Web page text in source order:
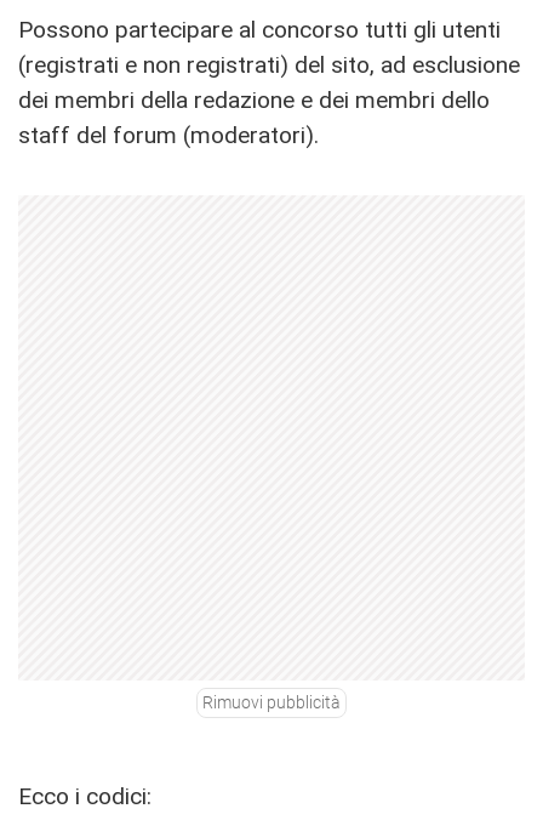
Possono partecipare al concorso tutti gli utenti
(registrati e non registrati) del sito, ad esclusione
dei membri della redazione e dei membri dello
staff del forum (moderatori).
Rimuovi pubblicità
Ecco i codici: